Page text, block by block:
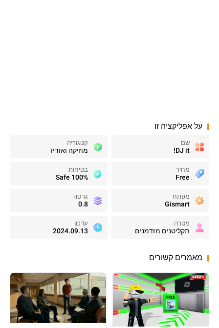
על אפליקציה זו
שם
DJ it!
קטגוריה
מוזיקה ואודיו
מחיר
Free
בטיחות
100% Safe
מפתח
Gismart
גרסה
0.8
מטרה
תקליטנים מזדמנים
עדכון
2024.09.13
מאמרים קשורים